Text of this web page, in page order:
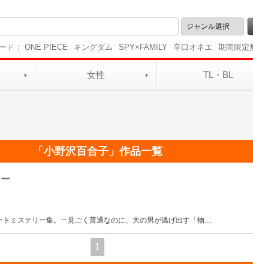
ド： ONE PIECE キングダム SPY×FAMILY 辛口オネエ 期間限定
女性 TL・BL
「 小野沢百合子」作品一覧
ミステリー集。一見ごく普通なのに、大の男が逃げ出す「物…
1